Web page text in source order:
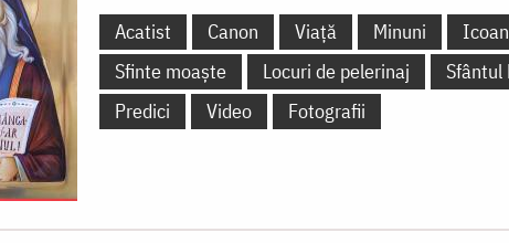
Acatist Canon Viață Minuni
Sfinte moaște
Locuri de pelerinaj
Sfântul
Predici
Video Fotografii